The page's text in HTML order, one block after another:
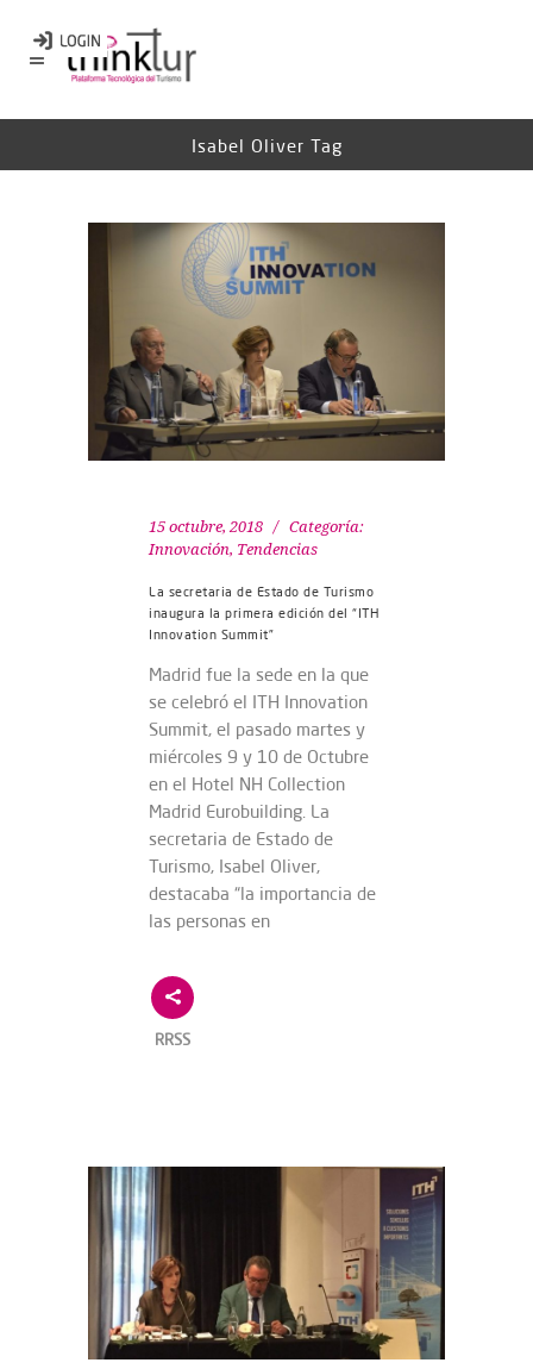
Isabel Oliver Tag
15 octubre, 2018
Categoría:
Innovación, Tendencias
La secretaria de Estado de Turismo
inaugura la primera edición del “ITH
Innovation Summit”
Madrid fue la sede en la que
se celebró el ITH Innovation
Summit, el pasado martes y
miércoles 9 y 10 de Octubre
en el Hotel NH Collection
Madrid Eurobuilding. La
secretaria de Estado de
Turismo, Isabel Oliver,
destacaba “la importancia de
las personas en
RRSS